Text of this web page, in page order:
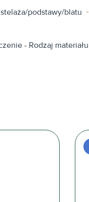
stelaża/podstawy/blatu
- Rodzaj materiału